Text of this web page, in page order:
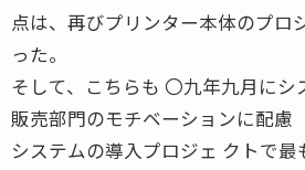
点は、再びプリンター本体のプロ
った。
そして、こちらも 〇九年九月にシ
販売部門のモチベーションに配
システムの導入プロジェ クトで最